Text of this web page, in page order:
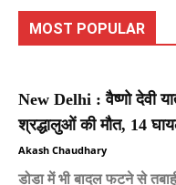
MOST POPULAR
New Delhi : वैष्णो देवी
श्रद्धालुओं की मौत, 14
Akash Chaudhary
डोडा में भी बादल फटने से